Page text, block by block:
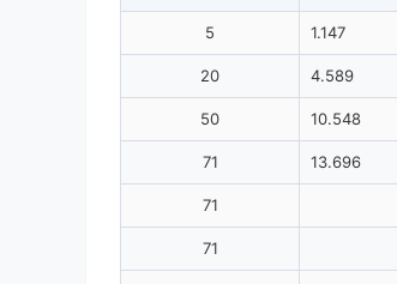
5 1.147
20 4.589
50 10.548
71 13.696
71
71